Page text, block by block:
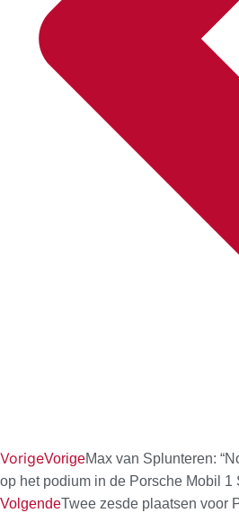
VorigeVorigeMax van Splunteren:
op het podium in de Porsche Mobil 1
VolgendeTwee zesde plaatsen voor